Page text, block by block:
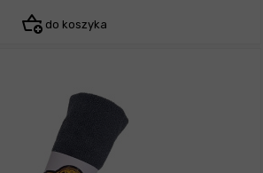
do koszyka